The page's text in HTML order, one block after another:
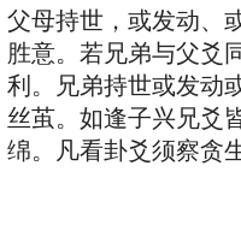
父母持世，或发动、
胜意。若兄弟与父爻
利。兄弟持世或发动
丝茧。如逢子兴兄爻
绵。凡看卦爻须察贪